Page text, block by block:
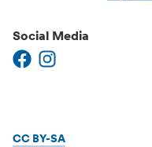
Social Media
CC BY-SA